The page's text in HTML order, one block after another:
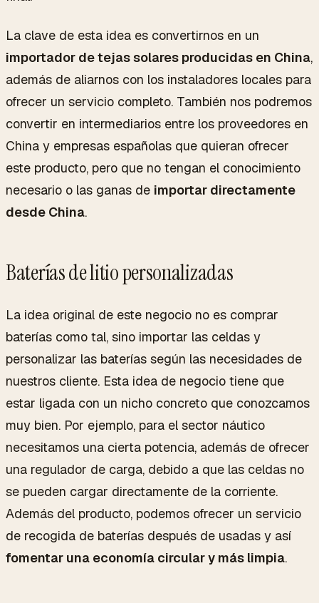
La clave de esta idea es convertirnos en un
importador de tejas solares producidas en China,
además de aliarnos con los instaladores locales para
ofrecer un servicio completo. También nos podremos
convertir en intermediarios entre los proveedores en
China y empresas españolas que quieran ofrecer
este producto, pero que no tengan el conocimiento
necesario o las ganas de importar directamente
desde China.
Baterías de litio personalizadas
La idea original de este negocio no es comprar
baterías como tal, sino importar las celdas y
personalizar las baterías según las necesidades de
nuestros cliente. Esta idea de negocio tiene que
estar ligada con un nicho concreto que conozcamos
muy bien. Por ejemplo, para el sector náutico
necesitamos una cierta potencia, además de ofrecer
una regulador de carga, debido a que las celdas no
se pueden cargar directamente de la corriente.
Además del producto, podemos ofrecer un servicio
de recogida de baterías después de usadas y así
fomentar una economía circular y más limpia.